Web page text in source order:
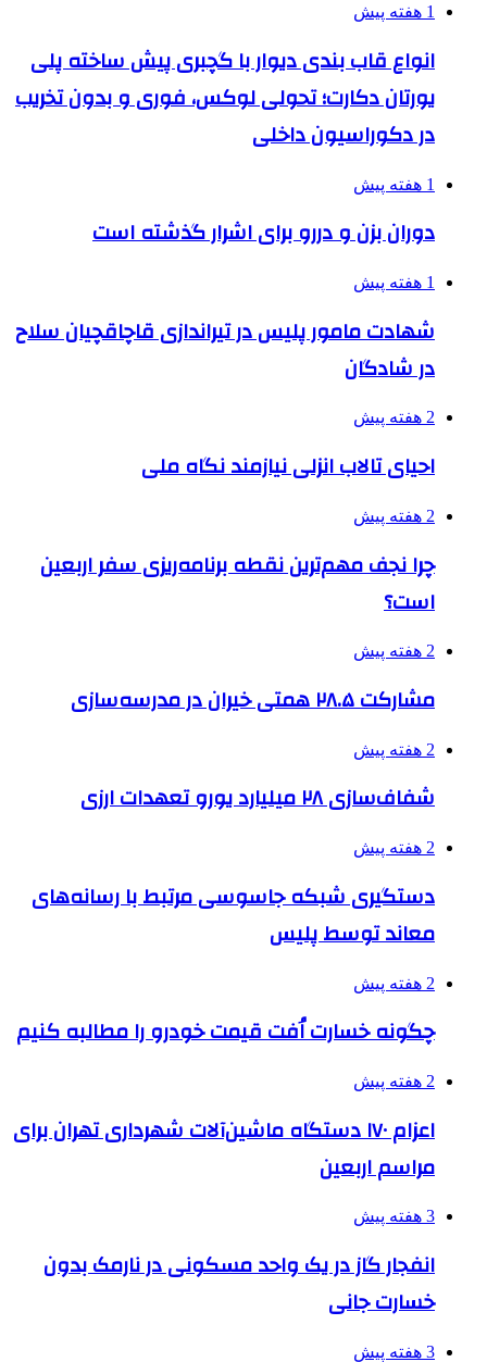
1 هفته پیش
انواع قاب بندی دیوار با گچبری پیش ساخته پلی
یورتان دکارت؛ تحولی لوکس، فوری و بدون تخریب
در دکوراسیون داخلی
1 هفته پیش
دوران بزن و دررو برای اشرار گذشته است
1 هفته پیش
شهادت مامور پلیس در تیراندازی قاچاقچیان سلاح
در شادگان
2 هفته پیش
احیای تالاب انزلی نیازمند نگاه ملی
2 هفته پیش
چرا نجف مهم‌ترین نقطه برنامه‌ریزی سفر اربعین
است؟
2 هفته پیش
مشارکت ۲۸.۵ همتی خیران در مدرسه‌سازی
2 هفته پیش
شفاف‌سازی ۲۸ میلیارد یورو تعهدات ارزی
2 هفته پیش
دستگیری شبکه جاسوسی مرتبط با رسانه‌های
معاند توسط پلیس
2 هفته پیش
چگونه خسارت اُفت قیمت خودرو را مطالبه کنیم
2 هفته پیش
اعزام ۱۷۰ دستگاه ماشین‌آلات شهرداری تهران برای
مراسم اربعین
3 هفته پیش
انفجار گاز در یک واحد مسکونی در نارمک بدون
خسارت جانی
3 هفته پیش